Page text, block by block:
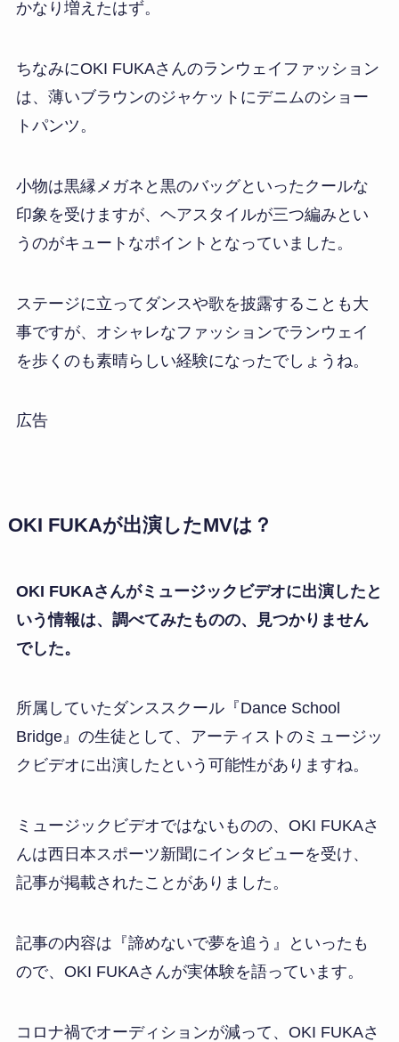
かなり増えたはず。
ちなみにOKI FUKAさんのランウェイファッション
は、薄いブラウンのジャケットにデニムのショー
トパンツ。
小物は黒縁メガネと黒のバッグといったクールな
印象を受けますが、ヘアスタイルが三つ編みとい
うのがキュートなポイントとなっていました。
ステージに立ってダンスや歌を披露することも大
事ですが、オシャレなファッションでランウェイ
を歩くのも素晴らしい経験になったでしょうね。
広告
OKI FUKAが出演したMVは？
OKI FUKAさんがミュージックビデオに出演したと
いう情報は、調べてみたものの、見つかりません
でした。
所属していたダンススクール『Dance School
Bridge』の生徒として、アーティストのミュージッ
クビデオに出演したという可能性がありますね。
ミュージックビデオではないものの、OKI FUKAさ
んは西日本スポーツ新聞にインタビューを受け、
記事が掲載されたことがありました。
記事の内容は『諦めないで夢を追う』といったも
ので、OKI FUKAさんが実体験を語っています。
コロナ禍でオーディションが減って、OKI FUKAさ